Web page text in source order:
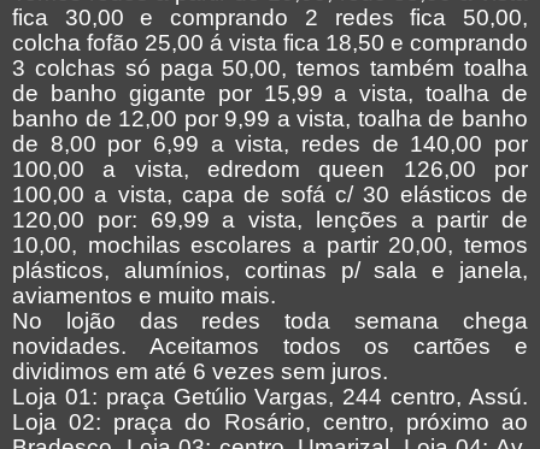
fica 30,00 e comprando 2 redes fica 50,00,
colcha fofão 25,00 á vista fica 18,50 e comprando
3 colchas só paga 50,00, temos também toalha
de banho gigante por 15,99 a vista, toalha de
banho de 12,00 por 9,99 a vista, toalha de banho
de 8,00 por 6,99 a vista, redes de 140,00 por
100,00 a vista, edredom queen 126,00 por
100,00 a vista, capa de sofá c/ 30 elásticos de
120,00 por: 69,99 a vista, lenções a partir de
10,00, mochilas escolares a partir 20,00, temos
plásticos, alumínios, cortinas p/ sala e janela,
aviamentos e muito mais.
No lojão das redes toda semana chega
novidades. Aceitamos todos os cartões e
dividimos em até 6 vezes sem juros.
Loja 01: praça Getúlio Vargas, 244 centro, Assú.
Loja 02: praça do Rosário, centro, próximo ao